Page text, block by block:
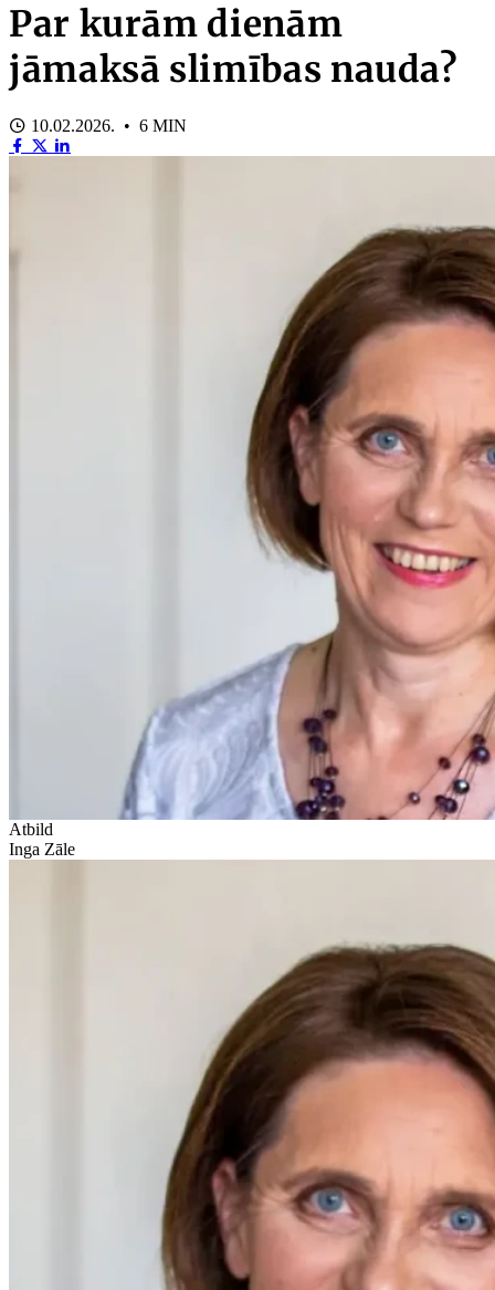
Par kurām dienām
jāmaksā slimības nauda?
10.02.2026. • 6 MIN
Atbild
Inga Zāle